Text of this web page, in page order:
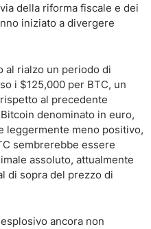
della riforma fiscale e dei
iniziato a divergere
al rialzo un periodo di
i $125,000 per BTC, un
al precedente
denominato in euro,
leggermente meno positivo,
sembrerebbe essere
assoluto, attualmente
di sopra del prezzo di
ancora non